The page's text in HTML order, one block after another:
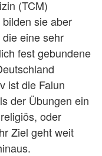
(TCM)
sie aber
eine sehr
fest gebundene
ist die Falun
der Übungen ein
oder
Ziel geht weit